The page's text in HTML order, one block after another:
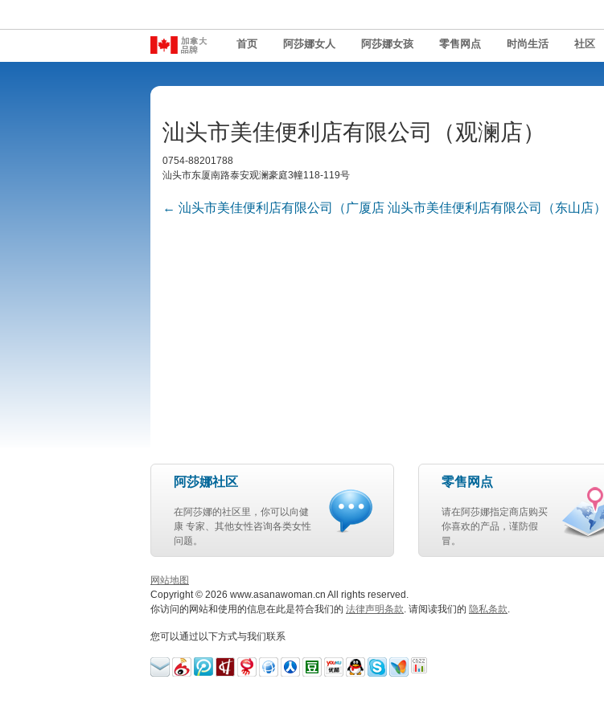
首页 阿莎娜女人 阿莎娜女孩 零售网点 时尚生活 社区
汕头市美佳便利店有限公司（观澜店）
0754-88201788
汕头市东厦南路泰安观澜豪庭3幢118-119号
Post navigation
← 汕头市美佳便利店有限公司（广厦店 汕头市美佳便利店有限公司（东山店）
阿莎娜社区
在阿莎娜的社区里，你可以向健
康 专家、其他女性咨询各类女性
问题。
零售网点
请在阿莎娜指定商店购买
你喜欢的产品，谨防假
冒。
网站地图
Copyright © 2026 www.asanawoman.cn All rights reserved.
你访问的网站和使用的信息在此是符合我们的 法律声明条款. 请阅读我们的 隐私条款.
您可以通过以下方式与我们联系